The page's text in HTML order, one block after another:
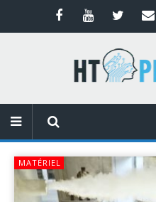
MATÉRIEL